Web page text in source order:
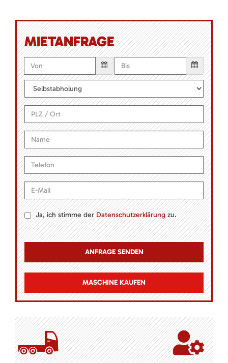
MIETANFRAGE
Ja, ich stimme derDatenschutzerklärungzu.
MASCHINE KAUFEN